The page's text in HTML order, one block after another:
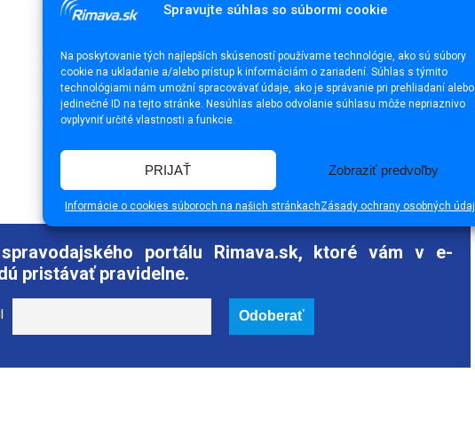
Spravujte súhlas so súbormi cookie
Na poskytovanie tých najlepších skúseností používame technológie, ako sú súbory
cookie na ukladanie a/alebo prístup k informáciám o zariadení. Súhlas s týmito
technológiami nám umožní spracovávať údaje, ako je správanie pri prehliadaní alebo
jedinečné ID na tejto stránke. Nesúhlas alebo odvolanie súhlasu môže nepriaznivo
ovplyvniť určité vlastnosti a funkcie.
PRIJAŤ Zobraziť predvoľby
Informácie o cookies súboroch na našich stránkachZásady ochrany osobných
portálu Rimava.sk, ktoré vám v e-
pristávať pravidelne.